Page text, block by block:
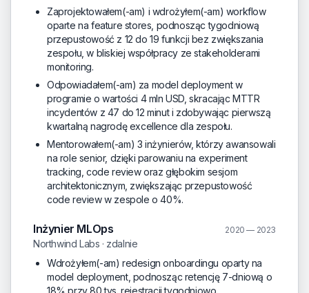
Zaprojektowałem(-am) i wdrożyłem(-am) workflow
oparte na feature stores, podnosząc tygodniową
przepustowość z 12 do 19 funkcji bez zwiększania
zespołu, w bliskiej współpracy ze stakeholderami
monitoring.
Odpowiadałem(-am) za model deployment w
programie o wartości 4 mln USD, skracając MTTR
incydentów z 47 do 12 minut i zdobywając pierwszą
kwartalną nagrodę excellence dla zespołu.
Mentorowałem(-am) 3 inżynierów, którzy awansowali
na role senior, dzięki parowaniu na experiment
tracking, code review oraz głębokim sesjom
architektonicznym, zwiększając przepustowość
code review w zespole o 40%.
Inżynier MLOps 2020 — 2023
Northwind Labs · zdalnie
Wdrożyłem(-am) redesign onboardingu oparty na
model deployment, podnosząc retencję 7-dniową o
18% przy 80 tys. rejestracji tygodniowo.